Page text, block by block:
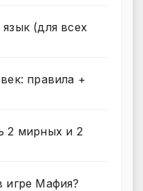
(для всех
правила +
2 мирных и 2
игре Мафия?